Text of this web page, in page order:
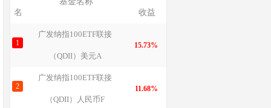
名 收益
1
广发纳指100ETF联接
（QDII）美元A
15.73%
2
广发纳指100ETF联接
（QDII）人民币F
11.68%